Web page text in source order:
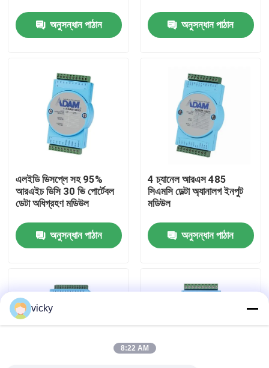
আমাদের সম্বন্ধে
কারখানা ভ্রমণ
যোগাযোগ করুন
খবর
টর্ক ডায়নামিটার
অনুসন্ধান পাঠান অনুসন্ধান পাঠান
এলইডি ডিসপ্লে সহ 95%
আরএইচ ডিসি 30 ভি পোর্টেবল
ডেটা অধিগ্রহণ মডিউল
অনুসন্ধান পাঠান
4 চ্যানেল আরএস 485
সিএমসি ডেল্টা অ্যানালগ ইনপুট
মডিউল
অনুসন্ধান পাঠান
vicky
8:22 AM